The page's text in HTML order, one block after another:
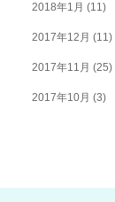
2018年1月 (11)
2017年12月 (11)
2017年11月 (25)
2017年10月 (3)